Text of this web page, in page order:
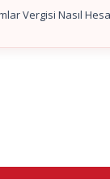
Vergisi Nasıl